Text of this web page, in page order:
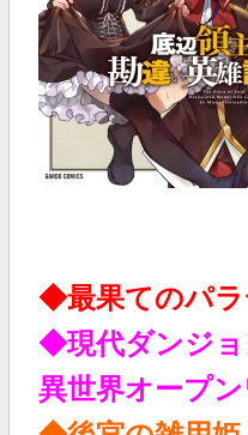
◆最果てのパ
◆現代ダンジョ
異世界オープ